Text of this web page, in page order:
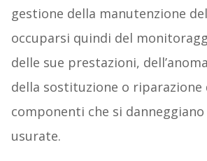
gestione della manutenzione
occuparsi quindi del
delle sue prestazioni,
della sostituzione o riparazione
componenti che si
usurate.